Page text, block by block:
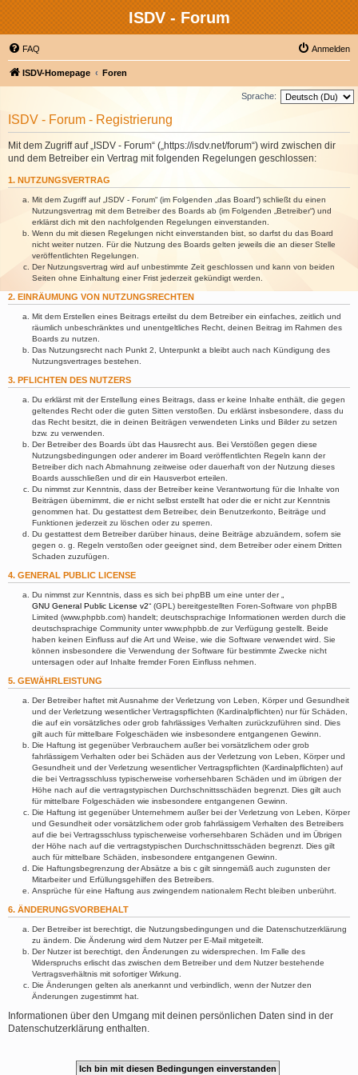
ISDV - Forum
FAQ Anmelden
ISDV-Homepage Foren
Sprache:
ISDV - Forum - Registrierung
Mit dem Zugriff auf „ISDV - Forum“ („https://isdv.net/forum“) wird zwischen dir
und dem Betreiber ein Vertrag mit folgenden Regelungen geschlossen:
1. NUTZUNGSVERTRAG
Mit dem Zugriff auf „ISDV - Forum“ (im Folgenden „das Board“) schließt du einen
Nutzungsvertrag mit dem Betreiber des Boards ab (im Folgenden „Betreiber“) und
erklärst dich mit den nachfolgenden Regelungen einverstanden.
Wenn du mit diesen Regelungen nicht einverstanden bist, so darfst du das Board
nicht weiter nutzen. Für die Nutzung des Boards gelten jeweils die an dieser Stelle
veröffentlichten Regelungen.
Der Nutzungsvertrag wird auf unbestimmte Zeit geschlossen und kann von beiden
Seiten ohne Einhaltung einer Frist jederzeit gekündigt werden.
2. EINRÄUMUNG VON NUTZUNGSRECHTEN
Mit dem Erstellen eines Beitrags erteilst du dem Betreiber ein einfaches, zeitlich und
räumlich unbeschränktes und unentgeltliches Recht, deinen Beitrag im Rahmen des
Boards zu nutzen.
Das Nutzungsrecht nach Punkt 2, Unterpunkt a bleibt auch nach Kündigung des
Nutzungsvertrages bestehen.
3. PFLICHTEN DES NUTZERS
Du erklärst mit der Erstellung eines Beitrags, dass er keine Inhalte enthält, die gegen
geltendes Recht oder die guten Sitten verstoßen. Du erklärst insbesondere, dass du
das Recht besitzt, die in deinen Beiträgen verwendeten Links und Bilder zu setzen
bzw. zu verwenden.
Der Betreiber des Boards übt das Hausrecht aus. Bei Verstößen gegen diese
Nutzungsbedingungen oder anderer im Board veröffentlichten Regeln kann der
Betreiber dich nach Abmahnung zeitweise oder dauerhaft von der Nutzung dieses
Boards ausschließen und dir ein Hausverbot erteilen.
Du nimmst zur Kenntnis, dass der Betreiber keine Verantwortung für die Inhalte von
Beiträgen übernimmt, die er nicht selbst erstellt hat oder die er nicht zur Kenntnis
genommen hat. Du gestattest dem Betreiber, dein Benutzerkonto, Beiträge und
Funktionen jederzeit zu löschen oder zu sperren.
Du gestattest dem Betreiber darüber hinaus, deine Beiträge abzuändern, sofern sie
gegen o. g. Regeln verstoßen oder geeignet sind, dem Betreiber oder einem Dritten
Schaden zuzufügen.
4. GENERAL PUBLIC LICENSE
Du nimmst zur Kenntnis, dass es sich bei phpBB um eine unter der „
GNU General Public License v2“ (GPL) bereitgestellten Foren-Software von phpBB
Limited (www.phpbb.com) handelt; deutschsprachige Informationen werden durch die
deutschsprachige Community unter www.phpbb.de zur Verfügung gestellt. Beide
haben keinen Einfluss auf die Art und Weise, wie die Software verwendet wird. Sie
können insbesondere die Verwendung der Software für bestimmte Zwecke nicht
untersagen oder auf Inhalte fremder Foren Einfluss nehmen.
5. GEWÄHRLEISTUNG
Der Betreiber haftet mit Ausnahme der Verletzung von Leben, Körper und Gesundheit
und der Verletzung wesentlicher Vertragspflichten (Kardinalpflichten) nur für Schäden,
die auf ein vorsätzliches oder grob fahrlässiges Verhalten zurückzuführen sind. Dies
gilt auch für mittelbare Folgeschäden wie insbesondere entgangenen Gewinn.
Die Haftung ist gegenüber Verbrauchern außer bei vorsätzlichem oder grob
fahrlässigem Verhalten oder bei Schäden aus der Verletzung von Leben, Körper und
Gesundheit und der Verletzung wesentlicher Vertragspflichten (Kardinalpflichten) auf
die bei Vertragsschluss typischerweise vorhersehbaren Schäden und im übrigen der
Höhe nach auf die vertragstypischen Durchschnittsschäden begrenzt. Dies gilt auch
für mittelbare Folgeschäden wie insbesondere entgangenen Gewinn.
Die Haftung ist gegenüber Unternehmern außer bei der Verletzung von Leben, Körper
und Gesundheit oder vorsätzlichem oder grob fahrlässigem Verhalten des Betreibers
auf die bei Vertragsschluss typischerweise vorhersehbaren Schäden und im Übrigen
der Höhe nach auf die vertragstypischen Durchschnittsschäden begrenzt. Dies gilt
auch für mittelbare Schäden, insbesondere entgangenen Gewinn.
Die Haftungsbegrenzung der Absätze a bis c gilt sinngemäß auch zugunsten der
Mitarbeiter und Erfüllungsgehilfen des Betreibers.
Ansprüche für eine Haftung aus zwingendem nationalem Recht bleiben unberührt.
6. ÄNDERUNGSVORBEHALT
Der Betreiber ist berechtigt, die Nutzungsbedingungen und die Datenschutzerklärung
zu ändern. Die Änderung wird dem Nutzer per E-Mail mitgeteilt.
Der Nutzer ist berechtigt, den Änderungen zu widersprechen. Im Falle des
Widerspruchs erlischt das zwischen dem Betreiber und dem Nutzer bestehende
Vertragsverhältnis mit sofortiger Wirkung.
Die Änderungen gelten als anerkannt und verbindlich, wenn der Nutzer den
Änderungen zugestimmt hat.
Informationen über den Umgang mit deinen persönlichen Daten sind in der
Datenschutzerklärung enthalten.